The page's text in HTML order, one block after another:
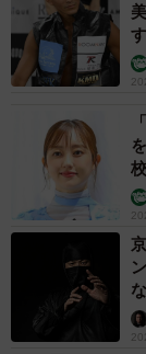
か！」（えっと
「それでな、ど
てんけど、ぜん
回しつこく聞い
な、やっと使っ
言うたら私の本
（笑）。で、教
も早速購入させ
は…）
す